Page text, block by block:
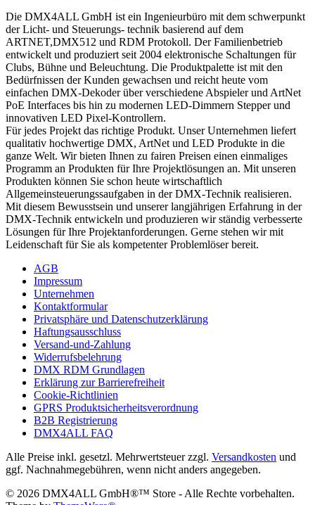
Die DMX4ALL GmbH ist ein Ingenieurbüro mit dem schwerpunkt
der Licht- und Steuerungs- technik basierend auf dem
ARTNET,DMX512 und RDM Protokoll. Der Familienbetrieb
entwickelt und produziert seit 2004 elektronische Schaltungen für
Clubs, Bühne und Beleuchtung. Die Produktpalette ist mit den
Bedürfnissen der Kunden gewachsen und reicht heute vom
einfachen DMX-Dekoder über verschiedene Abspieler und ArtNet
PoE Interfaces bis hin zu modernen LED-Dimmern Stepper und
innovativen LED Pixel-Kontrollern.
Für jedes Projekt das richtige Produkt. Unser Unternehmen liefert
qualitativ hochwertige DMX, ArtNet und LED Produkte in die
ganze Welt. Wir bieten Ihnen zu fairen Preisen einen einmaliges
Programm an Produkten für Ihre Projektlösungen an. Mit unseren
Produkten können Sie schon heute wirtschaftlich
Allgemeinsteuerungssaufgaben in der DMX-Technik realisieren.
Mit diesem Bewusstsein und unserer langjährigen Erfahrung in der
DMX-Technik entwickeln und produzieren wir ständig verbesserte
Lösungen für Ihre Projektanforderungen. Gerne stehen wir mit
Leidenschaft für Sie als kompetenter Problemlöser bereit.
AGB
Impressum
Unternehmen
Kontaktformular
Privatsphäre und Datenschutzerklärung
Haftungsausschluss
Versand-und-Zahlung
Widerrufsbelehrung
DMX RDM Grundlagen
Erklärung zur Barrierefreiheit
Cookie-Richtlinien
GPRS Produktsicherheitsverordnung
B2B Registrierung
DMX4ALL FAQ
Alle Preise inkl. gesetzl. Mehrwertsteuer zzgl. Versandkosten und
ggf. Nachnahmegebühren, wenn nicht anders angegeben.
© 2026 DMX4ALL GmbH®™ Store - Alle Rechte vorbehalten.